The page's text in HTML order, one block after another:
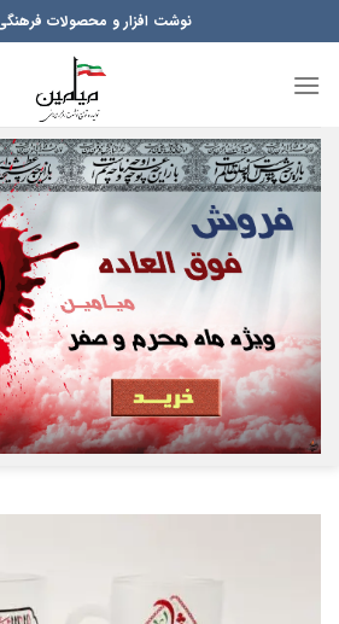
to
content
نوشت افزار و محصولات